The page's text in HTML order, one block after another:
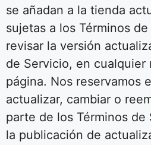
se añadan a la tienda
sujetas a los Términos
revisar la versión
de Servicio, en cualquier
página. Nos reservamos
actualizar, cambiar o
parte de los Términos de
la publicación de